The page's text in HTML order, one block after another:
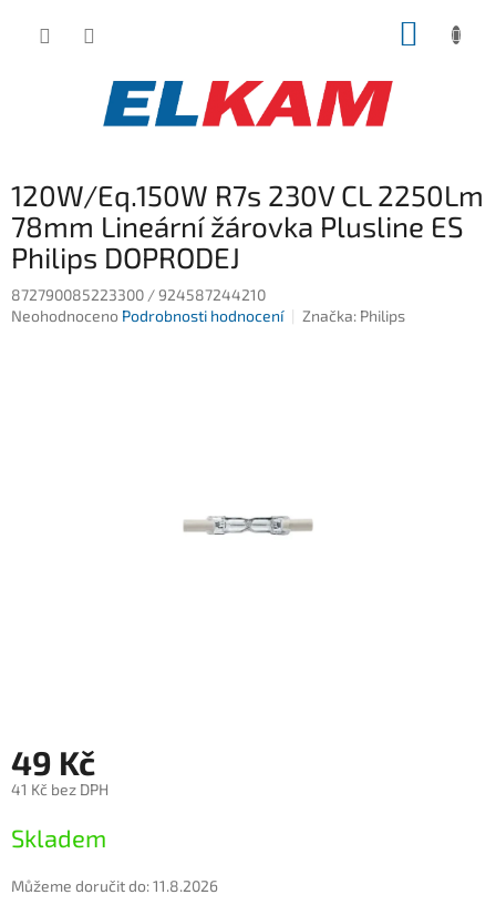
120W/Eq.150W R7s 230V CL 2250Lm
78mm Lineární žárovka Plusline ES
Philips DOPRODEJ
872790085223300 / 924587244210
Průměrné
Neohodnoceno Podrobnosti hodnocení Značka: Philips
49 Kč
41 Kč bez DPH
cena:
Skladem
Můžeme doručit do:11.8.2026